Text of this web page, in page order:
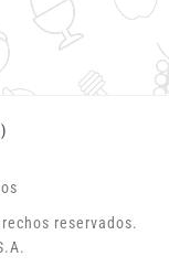
reservados.